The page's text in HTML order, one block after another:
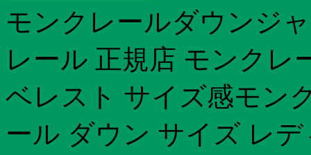
モンクレールダウンジ
レール 正規店 モンクレ
ベレスト サイズ感モン
ール ダウン サイズ レ